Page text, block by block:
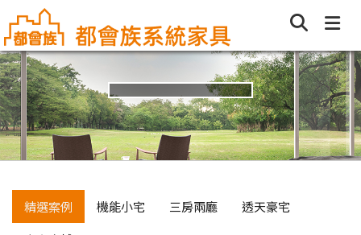
精選案例 機能小宅 三房兩廳
透天豪宅